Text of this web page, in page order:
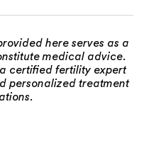
here serves as a
medical advice.
certified fertility expert
personalized treatment